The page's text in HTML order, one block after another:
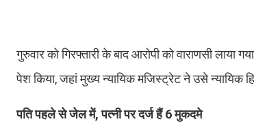
गुरुवार को गिरफ्तारी के बाद आरोपी को वाराणसी
पेश किया, जहां मुख्य न्यायिक मजिस्ट्रेट ने उसे न्यायिक
पति पहले से जेल में, पत्नी पर दर्ज हैं 6 मुकदमे